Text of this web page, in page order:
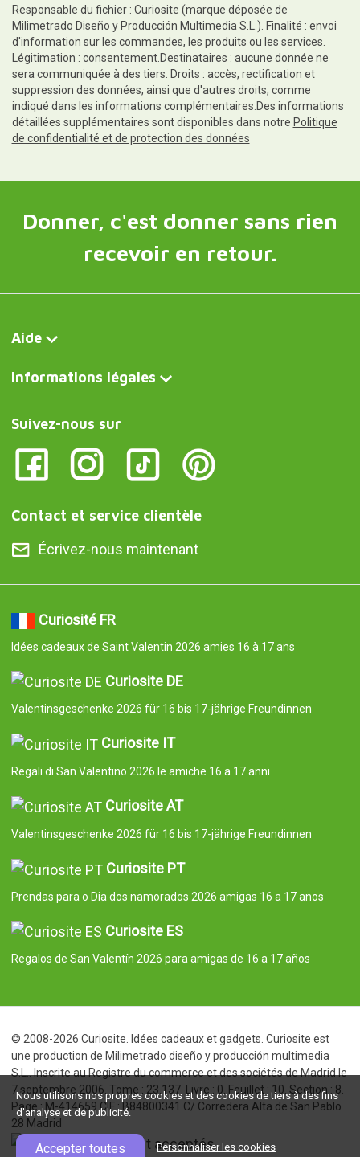
Responsable du fichier : Curiosite (marque déposée de
Milimetrado Diseño y Producción Multimedia S.L.). Finalité : envoi
d'information sur les commandes, les produits ou les services.
Légitimation : consentement.Destinataires : aucune donnée ne
sera communiquée à des tiers. Droits : accès, rectification et
suppression des données, ainsi que d'autres droits, comme
indiqué dans les informations complémentaires.Des informations
détaillées supplémentaires sont disponibles dans notre Politique
de confidentialité et de protection des données
Donner, c'est donner sans rien
recevoir en retour.
Aide
Informations légales
Suivez-nous sur
Contact et service clientèle
Écrivez-nous maintenant
Curiosité FR
Idées cadeaux de Saint Valentin 2026 amies 16 à 17 ans
Curiosite DE
Valentinsgeschenke 2026 für 16 bis 17-jährige Freundinnen
Curiosite IT
Regali di San Valentino 2026 le amiche 16 a 17 anni
Curiosite AT
Valentinsgeschenke 2026 für 16 bis 17-jährige Freundinnen
Curiosite PT
Prendas para o Dia dos namorados 2026 amigas 16 a 17 anos
Curiosite ES
Regalos de San Valentín 2026 para amigas de 16 a 17 años
© 2008-2026 Curiosite. Idées cadeaux et gadgets. Curiosite est
une production de Milimetrado diseño y producción multimedia
S.L.. Inscrite au Registre du commerce et des sociétés de Madrid le
7 septembre 2006. Tome : 23.137. Livre : 0. Feuillet : 10. Section : 8.
Page : M-414659 CIF : B84800341 C/ Corredera Alta de San Pablo
28 Madrid
Nous utilisons nos propres cookies et des cookies de tiers à des fins
d'analyse et de publicité.
Accepter toutes Personnaliser les cookies